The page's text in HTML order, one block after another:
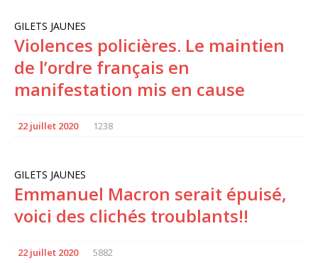
GILETS JAUNES
Violences policières. Le maintien
de l’ordre français en
manifestation mis en cause
22 juillet 2020 1238
GILETS JAUNES
Emmanuel Macron serait épuisé,
voici des clichés troublants!!
22 juillet 2020 5882